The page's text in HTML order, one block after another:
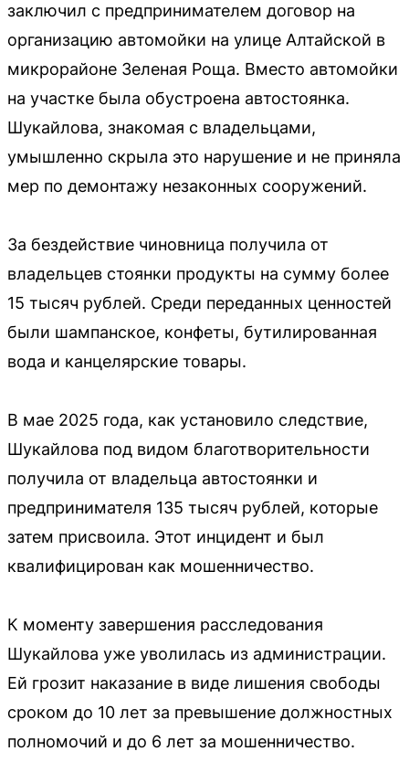
заключил с предпринимателем договор на
организацию автомойки на улице Алтайской в
микрорайоне Зеленая Роща. Вместо автомойки
на участке была обустроена автостоянка.
Шукайлова, знакомая с владельцами,
умышленно скрыла это нарушение и не приняла
мер по демонтажу незаконных сооружений.
За бездействие чиновница получила от
владельцев стоянки продукты на сумму более
15 тысяч рублей. Среди переданных ценностей
были шампанское, конфеты, бутилированная
вода и канцелярские товары.
В мае 2025 года, как установило следствие,
Шукайлова под видом благотворительности
получила от владельца автостоянки и
предпринимателя 135 тысяч рублей, которые
затем присвоила. Этот инцидент и был
квалифицирован как мошенничество.
К моменту завершения расследования
Шукайлова уже уволилась из администрации.
Ей грозит наказание в виде лишения свободы
сроком до 10 лет за превышение должностных
полномочий и до 6 лет за мошенничество.